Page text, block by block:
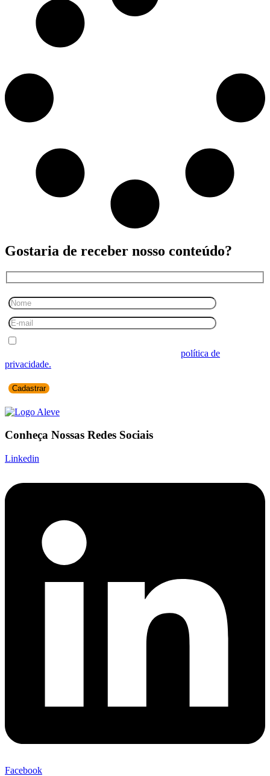
Gostaria de receber nosso conteúdo?
política de
privacidade.
Conheça Nossas Redes Sociais
Linkedin
Facebook